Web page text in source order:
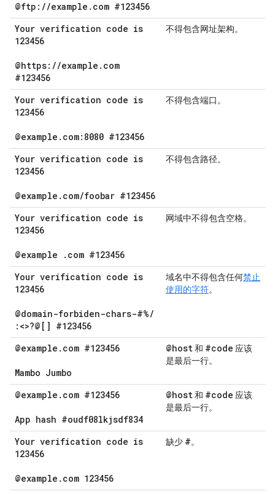
@ftp: //example . com #123456
Your verification code is
123456
@https: //example . com
#123456
不得包含网址架构。
Your verification code is
123456
@example . com:8080 #123456
不得包含端口。
Your verification code is
123456
@example . com/foobar #123456
不得包含路径。
Your verification code is
123456
@example . com #123456
网域中不得包含空格。
Your verification code is
123456
@domain-forbiden-chars-#%/
:<>?@[] #123456
域名中不得包含任何禁止
使用的字符。
@example . com #123456
Mambo Jumbo
@host和 #code 应该
是最后一行。
@example . com #123456
App hash #oudf08lkjsdf834
@host和 #code 应该
是最后一行。
Your verification code is
123456
@example . com 123456
缺少 #。